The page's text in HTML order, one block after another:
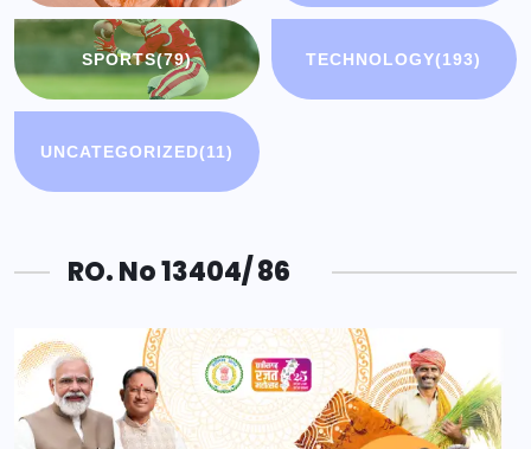
SPORTS(79) TECHNOLOGY(193)
UNCATEGORIZED(11)
RO. No 13404/ 86